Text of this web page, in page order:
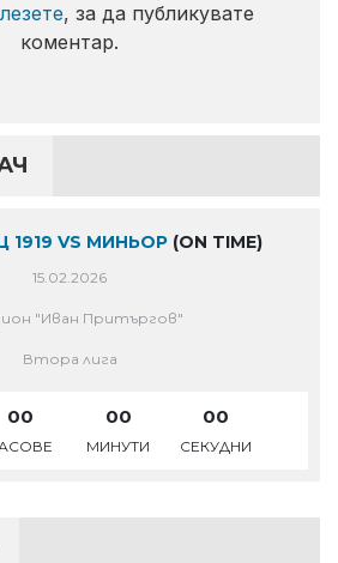
, за да публикувате
коментар.
VS МИНЬОР (ON TIME)
15.02.2026
"Иван Притъргов"
Втора лига
00 00
МИНУТИ
00
СЕКУДНИ